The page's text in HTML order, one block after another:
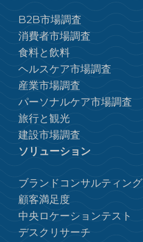
B2B市場調査
消費者市場調査
食料と飲料
ヘルスケア市場調査
産業市場調査
パーソナルケア市場調査
旅行と観光
建設市場調査
ソリューション
ブランドコンサルティング
顧客満足度
中央ロケーションテスト
デスクリサーチ